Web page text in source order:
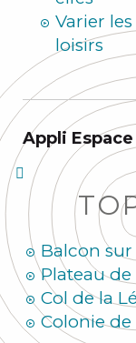
Varier
loisirs
Appli
Balcon
Plateau de
Col de la
Colonie